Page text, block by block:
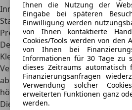
Innenbereich und außen
Stand.
Preis
Der Mazda Bongo gehörte von
Kleintransporter und Kleinbusse
Vertretern. Das Einstiegsmodell
ab etwa 15.000 Euro gekauft
höheren Ausstattungslinien oder
Dieselmotors stiegen die Kosten
Ihnen die Nutzung der
Eingabe bei späteren
Einwilligung werden
von Ihnen kontaktierte
Cookies/Tools werden von den
von Ihnen bei
Informationen für 30 Tage zu
dieses Zeitraums
Finanzierungsanfragen
Verwendung solcher
erweiterten Funktionen ganz
werden.